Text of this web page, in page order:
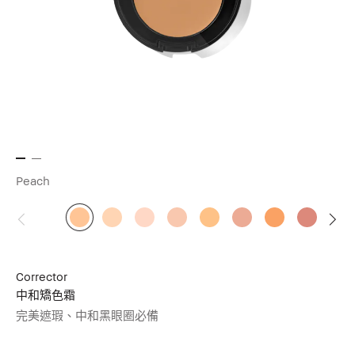
Peach
Corrector
中和矯色霜
完美遮瑕、中和黑眼圈必備